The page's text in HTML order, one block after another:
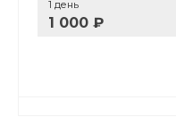
1 день
1 000 ₽